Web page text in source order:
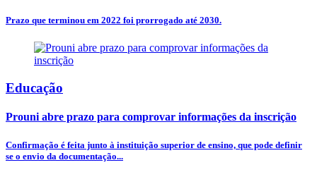
Prazo que terminou em 2022 foi prorrogado até 2030.
Educação
Prouni abre prazo para comprovar informações da inscrição
Confirmação é feita junto à instituição superior de ensino, que pode definir
se o envio da documentação...